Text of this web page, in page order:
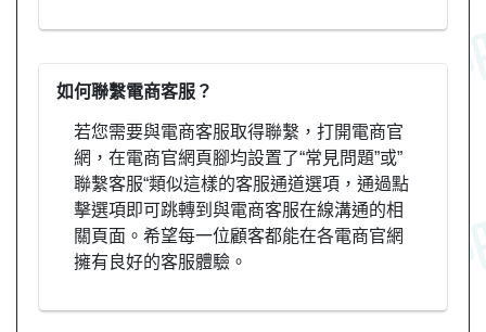
如何聯繫電商客服？
若您需要與電商客服取得聯繫，打開電商官
網，在電商官網頁腳均設置了“常見問題”或”
聯繫客服“類似這樣的客服通道選項，通過點
擊選項即可跳轉到與電商客服在線溝通的相
關頁面。希望每一位顧客都能在各電商官網
擁有良好的客服體驗。